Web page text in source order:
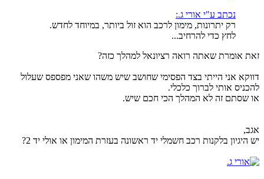
נכתב ע"י אורי ג.:
רק יתרונות, מימון לרכב הוא זול ביותר, במיוחד לחדש.
לחץ כדי להרחיב...
זאת אומרת שאתה רואה רציונאל למהלך כזה?
דווקא אני הייתי בצד הפסימי שחושב שיש משהו שאני מפספס שעלול
להכניס אותי לברוך כלכלי.
או שסתם זה לא המהלך הכי חכם שיש.
אגב,
יש היגיון בלקנות רכב חשמלי יד ראשונה בעזרת המימון או אולי יד 2?